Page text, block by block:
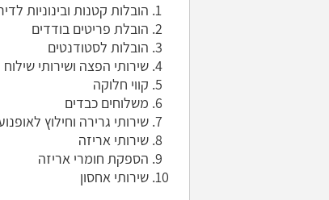
הובלות קטנות ובינוניות
הובלת פריטים בודדים
הובלות לסטודנטים
שירותי הפצה ושירותי
קווי חלוקה
משלוחים כבדים
שירותי גרירה וחילוץ
שירותי אריזה
הספקת חומרי אריזה
שירותי אחסון